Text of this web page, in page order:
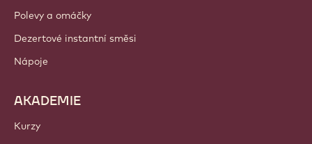
Polevy a omáčky
Dezertové instantní směsi
Nápoje
AKADEMIE
Kurzy